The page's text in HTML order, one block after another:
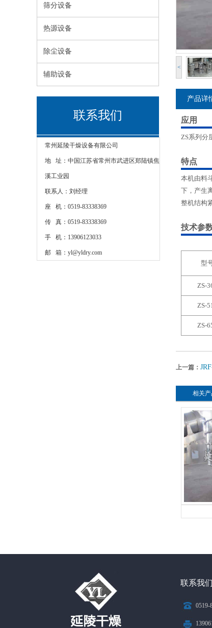
筛分设备
热源设备
除尘设备
辅助设备
联系我们
常州延陵干燥设备有限公司
地 址：中国江苏省常州市武进区郑陆镇焦
溪工业园
联系人：刘经理
座 机：0519-83338369
传 真：0519-83338369
手 机：13906123033
邮 箱：yl@yldry.com
<
产品详
应用
ZS系列分
特点
本机由料
下，产生
整机结构
技术参
型
ZS-
ZS-
ZS-
上一篇：
相关
联系我们
0519-